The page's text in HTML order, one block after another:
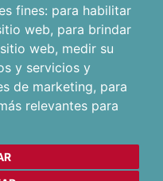
fines: para habilitar
web, para brindar
web, medir su
y servicios y
de marketing, para
relevantes para